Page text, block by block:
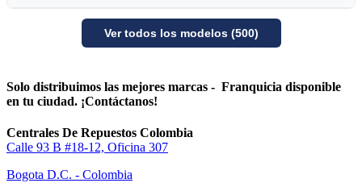
Ver todos los modelos (500)
Solo distribuimos las mejores marcas - Franquicia disponible
en tu ciudad. ¡Contáctanos!
Centrales De Repuestos Colombia
Calle 93 B #18-12, Oficina 307
Bogota D.C. - Colombia